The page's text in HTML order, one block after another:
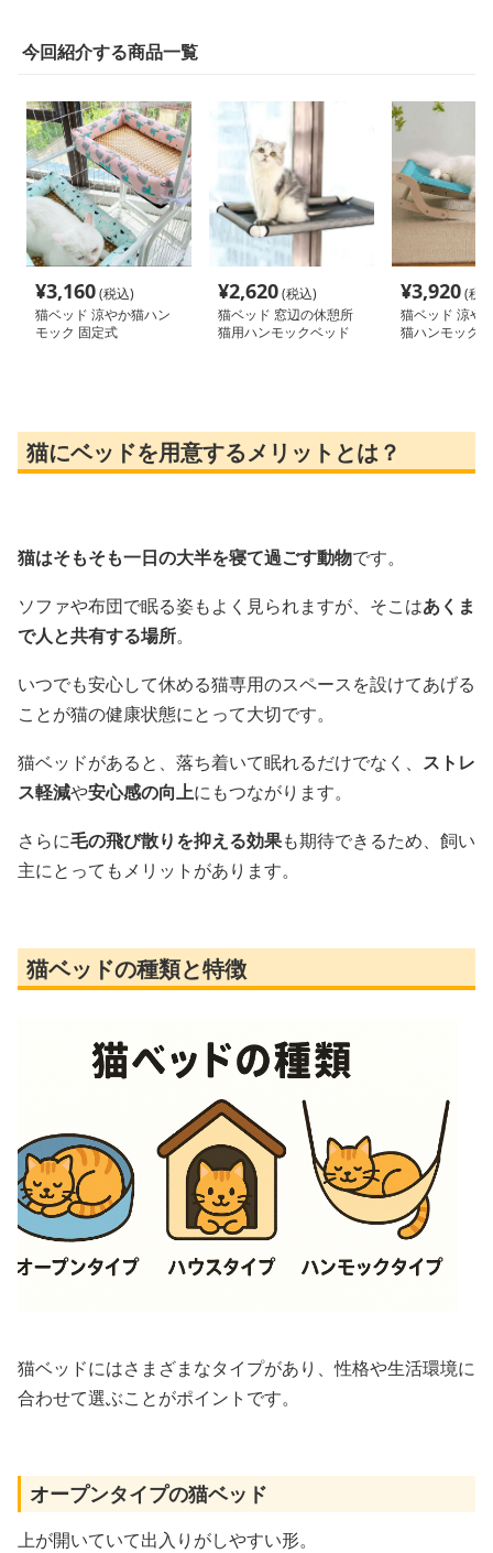
今回紹介する商品一覧
¥3,160(税込)
猫ベッド 涼やか猫ハン
モック 固定式
¥2,620(税込)
猫ベッド 窓辺の休憩所
猫用ハンモックベッド
¥3,920(税
猫ベッド 涼や
猫ハンモック
猫にベッドを用意するメリットとは？
猫はそもそも一日の大半を寝て過ごす動物です。
ソファや布団で眠る姿もよく見られますが、そこはあくま
で人と共有する場所。
いつでも安心して休める猫専用のスペースを設けてあげる
ことが猫の健康状態にとって大切です。
猫ベッドがあると、落ち着いて眠れるだけでなく、 ストレ
ス軽減や安心感の向上にもつながります。
さらに毛の飛び散りを抑える効果も期待できるため、飼い
主にとってもメリットがあります。
猫ベッドの種類と特徴
猫ベッドにはさまざまなタイプがあり、性格や生活環境に
合わせて選ぶことがポイントです。
オープンタイプの猫ベッド
上が開いていて出入りがしやすい形。